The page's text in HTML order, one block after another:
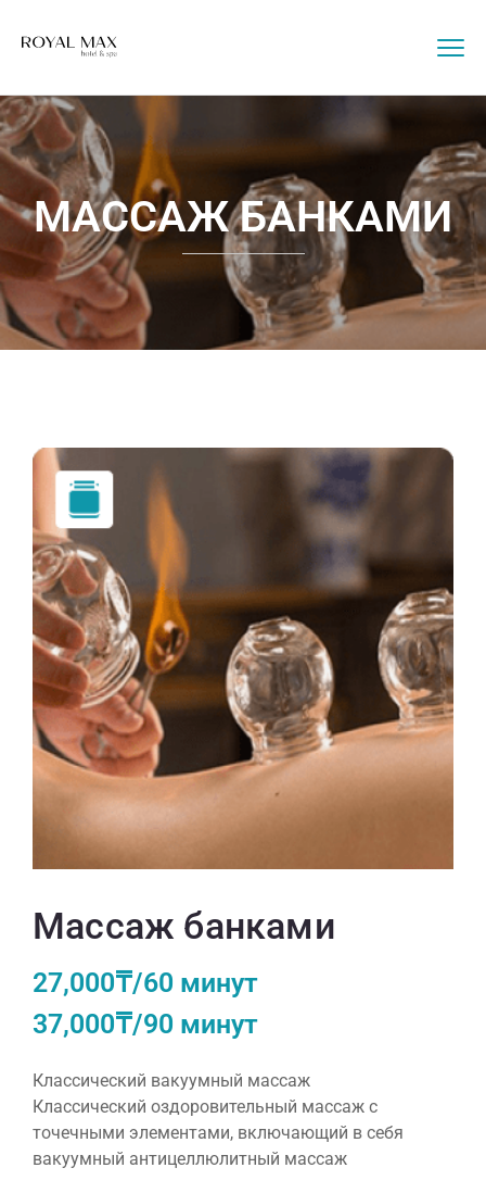
МАССАЖ БАНКАМИ
Массаж банками
27,000₸/60 минут
37,000₸/90 минут
Классический вакуумный массаж
Классический оздоровительный массаж с
точечными элементами, включающий в себя
вакуумный антицеллюлитный массаж